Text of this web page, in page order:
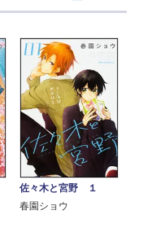
佐々木と宮野 １
春園ショウ